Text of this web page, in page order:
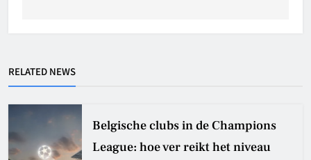
RELATED NEWS
Belgische clubs in de Champions
League: hoe ver reikt het niveau